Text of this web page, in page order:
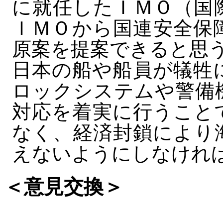
に就任したＩＭＯ（
ＩＭＯから国連安全
原案を提案できると思
日本の船や船員が犠
ロックシステムや警
対応を着実に行うこ
なく、経済封鎖によ
えないようにしなけれ
＜意見交換＞